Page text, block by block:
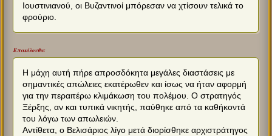
Ιουστινιανού, οι Βυζαντινοί μπόρεσαν να χτίσουν τελικά το
φρούριο.
Επακόλουθα:
Η μάχη αυτή πήρε απροσδόκητα μεγάλες διαστάσεις με
σημαντικές απώλειες εκατέρωθεν και ίσως να ήταν αφορμή
για την περαιτέρω κλιμάκωση του πολέμου. Ο στρατηγός
Ξέρξης, αν και τυπικά νικητής, παύθηκε από τα καθήκοντά
του λόγω των απωλειών.
Αντίθετα, ο Βελισάριος λίγο μετά διορίσθηκε αρχιστράτηγος